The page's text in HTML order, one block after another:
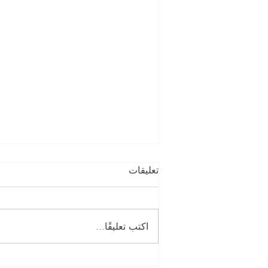
تعليقات
اكتب تعليقًا...